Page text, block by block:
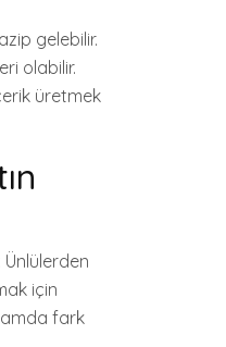
gelebilir.
olabilir.
üretmek
Ünlülerden
için
fark